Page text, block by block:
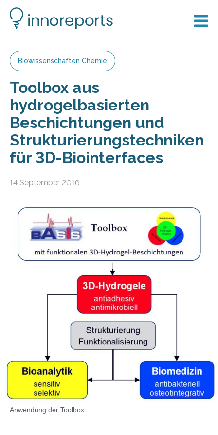
Biowissenschaften Chemie
Toolbox aus
hydrogelbasierten
Beschichtungen und
Strukturierungstechniken
für 3D-Biointerfaces
14 September 2016
Anwendung der Toolbox